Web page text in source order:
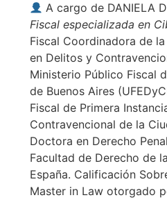
A cargo de DANIELA
Fiscal especializada en
Fiscal Coordinadora de
en Delitos y
Ministerio Público Fiscal
de Buenos Aires
Fiscal de Primera
Contravencional de la
Doctora en Derecho
Facultad de Derecho de
España. Calificación
Master in Law otorgado